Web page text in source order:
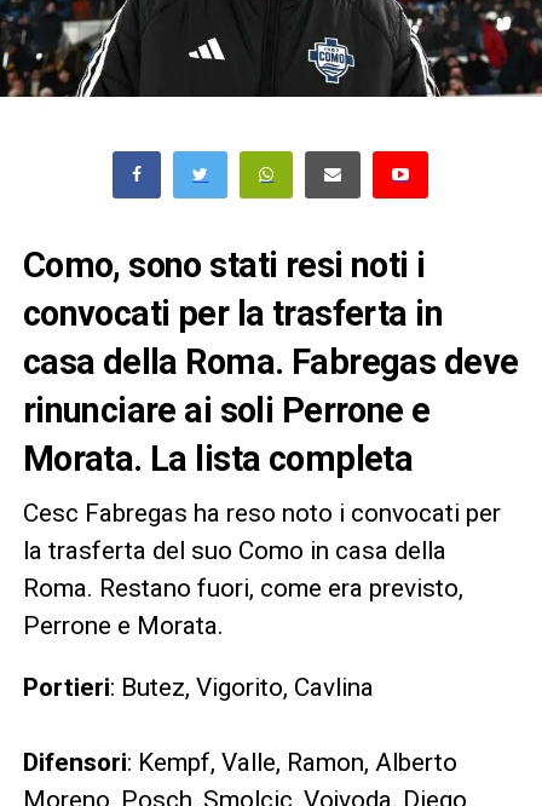
Como, sono stati resi noti i
convocati per la trasferta in
casa della Roma. Fabregas deve
rinunciare ai soli Perrone e
Morata. La lista completa
Cesc Fabregas ha reso noto i convocati per
la trasferta del suo Como in casa della
Roma. Restano fuori, come era previsto,
Perrone e Morata.
Portieri: Butez, Vigorito, Cavlina
Difensori: Kempf, Valle, Ramon, Alberto
Moreno, Posch, Smolcic, Vojvoda, Diego